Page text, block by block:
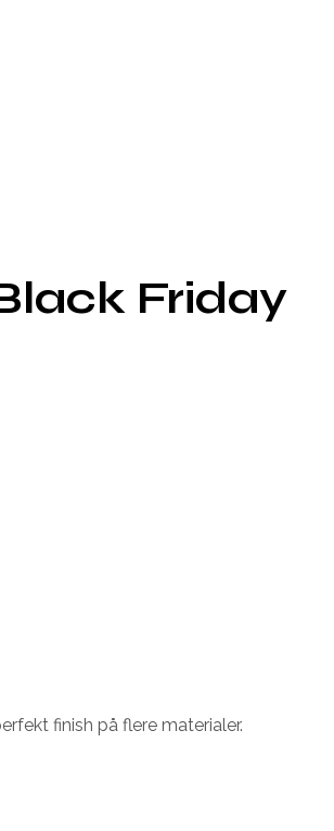
Friday
finish på flere materialer.